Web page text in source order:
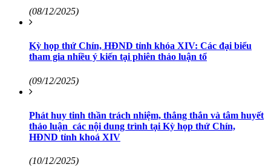
(08/12/2025)
Kỳ họp thứ Chín, HĐND tỉnh khóa XIV: Các đại biểu
tham gia nhiều ý kiến tại phiên thảo luận tổ
(09/12/2025)
Phát huy tinh thần trách nhiệm, thẳng thắn và tâm huyết
thảo luận các nội dung trình tại Kỳ họp thứ Chín,
HĐND tỉnh khoá XIV
(10/12/2025)